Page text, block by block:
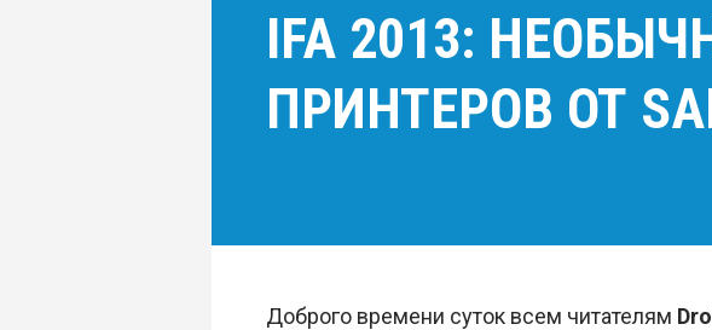
IFA 2013:
ПРИНТЕРОВ ОТ
Доброго времени суток всем читателям